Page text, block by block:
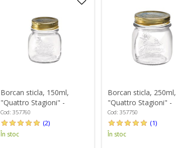
Borcan sticla, 150ml,
"Quattro Stagioni" -
Bormioli Rocco
Cod: 357760
(2)
În stoc
Borcan sticla, 250ml,
"Quattro Stagioni" -
Bormioli Rocco
Cod: 357750
(1)
În stoc